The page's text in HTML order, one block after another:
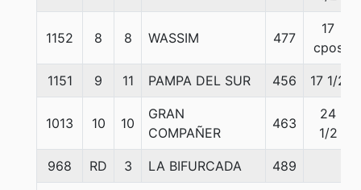
1152 8 8 WASSIM 477
17
cpos
1151 9 11 PAMPA DEL SUR 456 17 1/2
1013 10 10
GRAN
COMPAÑER
463
24
1/2
968 RD 3 LA BIFURCADA 489